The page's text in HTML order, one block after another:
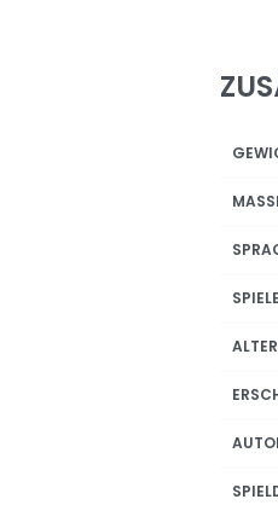
MASSE
ALTER